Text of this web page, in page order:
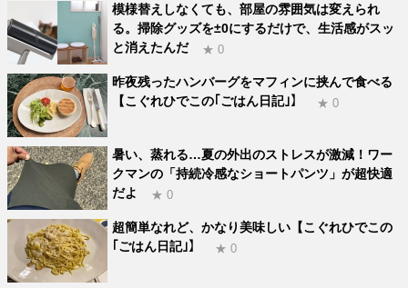
模様替えしなくても、部屋の雰囲気は変えられ
る。掃除グッズを±0にするだけで、生活感がスッ
と消えたんだ
★ 0
昨夜残ったハンバーグをマフィンに挟んで食べる
【こぐれひでこの｢ごはん日記｣】
★ 0
暑い、蒸れる…夏の外出のストレスが激減！ワー
クマンの「持続冷感なショートパンツ」が超快適
だよ
★ 0
超簡単なれど、かなり美味しい【こぐれひでこの
｢ごはん日記｣】
★ 0